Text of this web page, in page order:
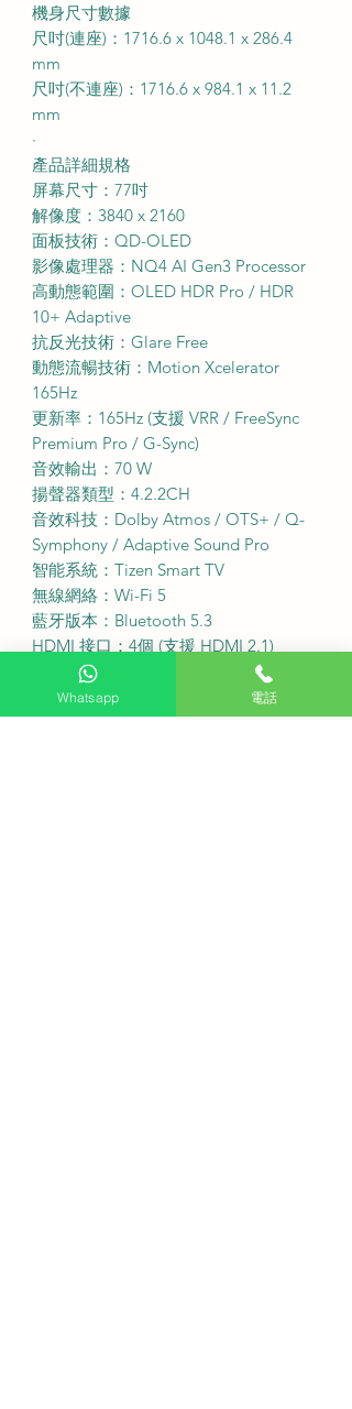
機身尺寸數據
尺吋(連座)：1716.6 x 1048.1 x 286.4
mm
尺吋(不連座)：1716.6 x 984.1 x 11.2
mm
·
產品詳細規格
屏幕尺寸：77吋
解像度：3840 x 2160
面板技術：QD-OLED
影像處理器：NQ4 AI Gen3 Processor
高動態範圍：OLED HDR Pro / HDR
10+ Adaptive
抗反光技術：Glare Free
動態流暢技術：Motion Xcelerator
165Hz
更新率：165Hz (支援 VRR / FreeSync
Premium Pro / G-Sync)
音效輸出：70 W
揚聲器類型：4.2.2CH
音效科技：Dolby Atmos / OTS+ / Q-
Symphony / Adaptive Sound Pro
智能系統：Tizen Smart TV
無線網絡：Wi-Fi 5
藍牙版本：Bluetooth 5.3
HDMI 接口：4個 (支援 HDMI 2.1)
USB 接口：3個 (支援 One Connect
Box 連接)
集線盒：One Connect Box
Whatsapp 電話